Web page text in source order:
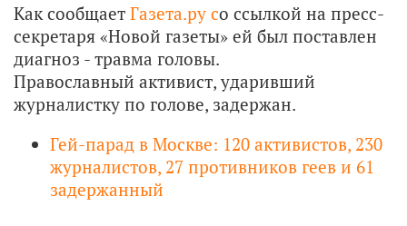
Как сообщает Газета.ру со ссылкой на пресс-
секретаря «Новой газеты» ей был поставлен
диагноз - травма головы.
Православный активист, ударивший
журналистку по голове, задержан.
Гей-парад в Москве: 120 активистов, 230
журналистов, 27 противников геев и 61
задержанный